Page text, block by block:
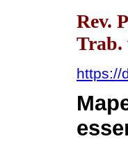
Rev.
Trab.
https://